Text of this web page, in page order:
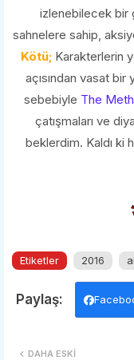
izlenebilecek bir
sahnelere sahip,
Kötü;Karakterlerin
açısından vasat
sebebiyle The
çatışmaları ve
beklerdim. Kaldı ki
Etiketler 2016
DAHA ESKI